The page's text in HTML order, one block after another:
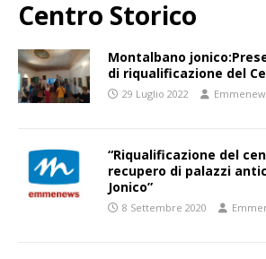
Centro Storico
Montalbano
di riqualificazione del
29 Luglio 2022
“Riqualificazione del
recupero di palazzi
Jonico”
8 Settembre 2020